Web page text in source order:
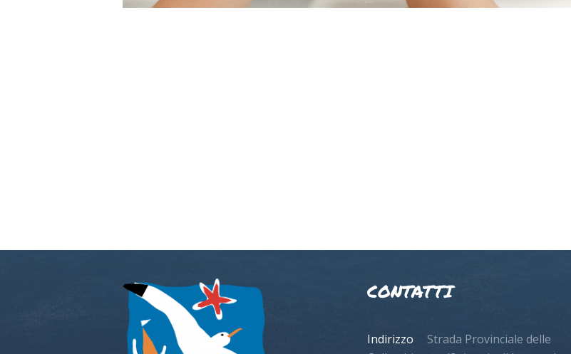
CONTATTI
Indirizzo
Strada Provinciale delle